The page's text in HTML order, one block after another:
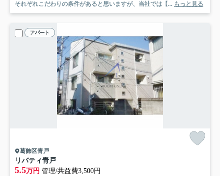
それぞれこだわりの条件があると思いますが、当社では【... もっと見る
アパート
葛飾区青戸
リバティ青戸
5.5万円 管理/共益費3,500円